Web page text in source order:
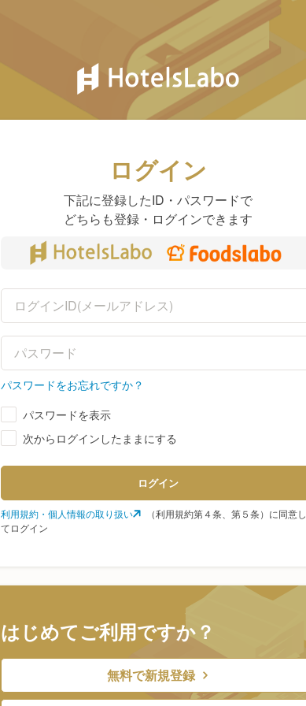
ログイン
下記に登録したID・パスワードで
どちらも登録・ログインできます
パスワードをお忘れですか？
パスワードを表示
次からログインしたままにする
ログイン
利用規約・個人情報の取り扱い
（利用規約第４条、第５条）に同意し
てログイン
はじめてご利用ですか？
無料で新規登録